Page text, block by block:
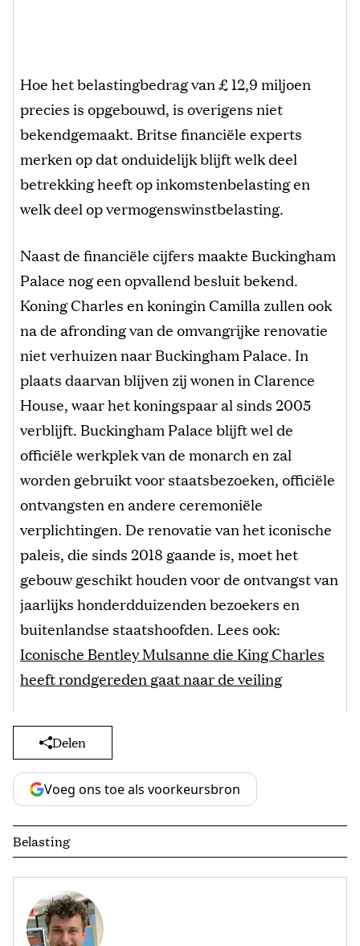
Hoe het belastingbedrag van £ 12,9 miljoen
precies is opgebouwd, is overigens niet
bekendgemaakt. Britse financiële experts
merken op dat onduidelijk blijft welk deel
betrekking heeft op inkomstenbelasting en
welk deel op vermogenswinstbelasting.
Naast de financiële cijfers maakte Buckingham
Palace nog een opvallend besluit bekend.
Koning Charles en koningin Camilla zullen ook
na de afronding van de omvangrijke renovatie
niet verhuizen naar Buckingham Palace. In
plaats daarvan blijven zij wonen in Clarence
House, waar het koningspaar al sinds 2005
verblijft. Buckingham Palace blijft wel de
officiële werkplek van de monarch en zal
worden gebruikt voor staatsbezoeken, officiële
ontvangsten en andere ceremoniële
verplichtingen. De renovatie van het iconische
paleis, die sinds 2018 gaande is, moet het
gebouw geschikt houden voor de ontvangst van
jaarlijks honderdduizenden bezoekers en
buitenlandse staatshoofden. Lees ook:
Iconische Bentley Mulsanne die King Charles
heeft rondgereden gaat naar de veiling
Delen
Voeg ons toe als voorkeursbron
Belasting